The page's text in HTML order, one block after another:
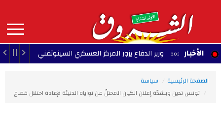
contenu
principal
MAIN
NAVIGATION الأخبار وزير الدفاع يزور المركز العسكري السينوتقني 23:05 - 2026/08/07
الصفحة الرئيسية
سياسة
تونس تدين وبشدّة إعلان الكيان المحتلّ عن نواياه الدنيئة لإعادة احتلال قطاع